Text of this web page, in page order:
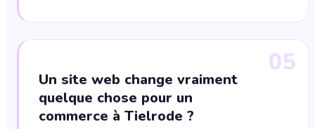
05
Un site web change vraiment
quelque chose pour un
commerce à Tielrode ?